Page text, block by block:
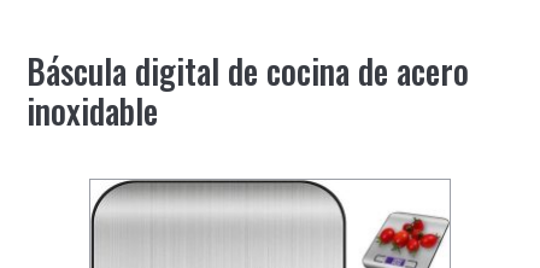
Báscula digital de cocina de acero
inoxidable